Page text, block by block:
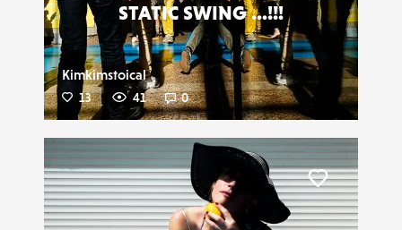
STATIC SWING ...!!!
Kimkimstoical
13 41 0
Liker